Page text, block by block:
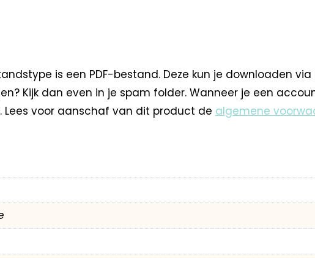
is een PDF-bestand. Deze kun je downloaden
Kijk dan even in je spam folder. Wanneer je een
voor aanschaf van dit product de algemene